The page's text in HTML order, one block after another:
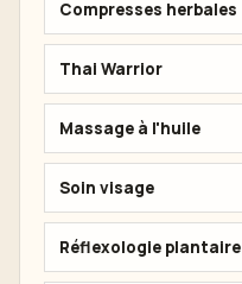
Compresses herbales
Thai Warrior
Massage à l'huile
Soin visage
Réflexologie plantaire